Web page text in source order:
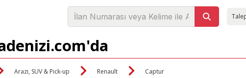
Arazi, SUV & Pick-up Renault Captur